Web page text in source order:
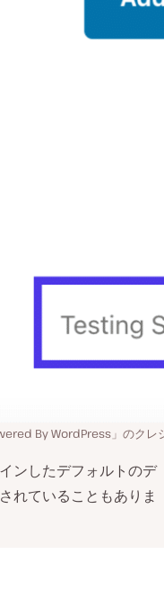
By WordPress」のクレ
ンしたデフォルトのデ
れていることもありま